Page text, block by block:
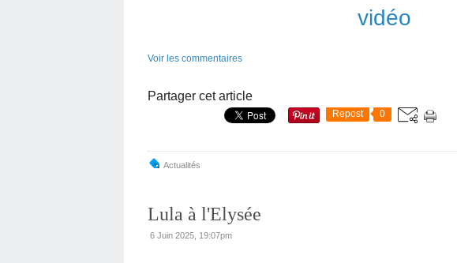
vidéo
Voir les commentaires
Partager cet article
Repost 0
Actualités
Lula à l'Elysée
6 Juin 2025, 19:07pm